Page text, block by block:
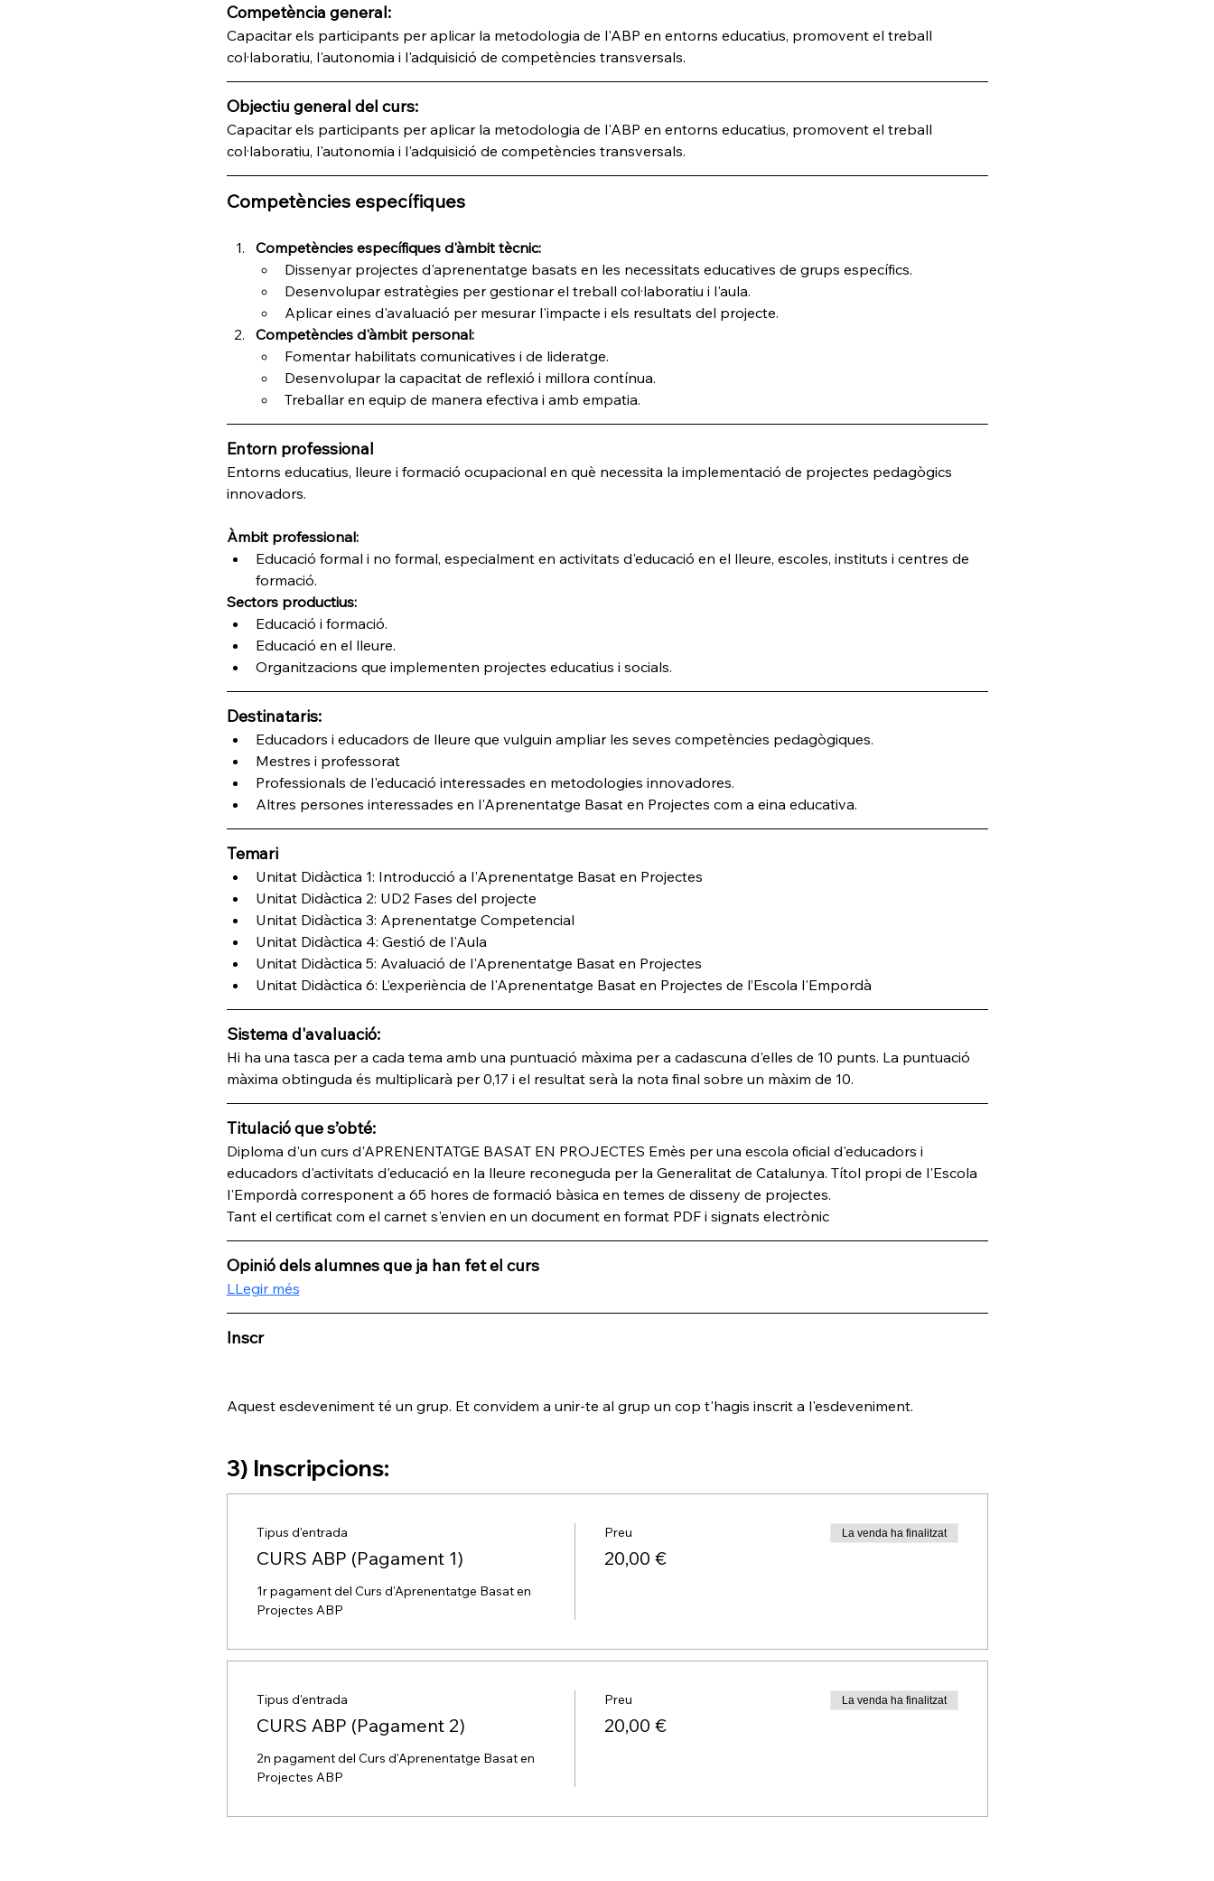
Competència general:
Capacitar els participants per aplicar la metodologia de l'ABP en entorns educatius, promovent el treball
col·laboratiu, l'autonomia i l'adquisició de competències transversals.
Objectiu general del curs:
Capacitar els participants per aplicar la metodologia de l'ABP en entorns educatius, promovent el treball
col·laboratiu, l'autonomia i l'adquisició de competències transversals.
Competències específiques
Competències específiques d'àmbit tècnic:
Dissenyar projectes d'aprenentatge basats en les necessitats educatives de grups específics.
Desenvolupar estratègies per gestionar el treball col·laboratiu i l'aula.
Aplicar eines d'avaluació per mesurar l'impacte i els resultats del projecte.
Competències d'àmbit personal:
Fomentar habilitats comunicatives i de lideratge.
Desenvolupar la capacitat de reflexió i millora contínua.
Treballar en equip de manera efectiva i amb empatia.
Entorn professional
Entorns educatius, lleure i formació ocupacional en què necessita la implementació de projectes pedagògics
innovadors.
Àmbit professional:
Educació formal i no formal, especialment en activitats d'educació en el lleure, escoles, instituts i centres de
formació.
Sectors productius:
Educació i formació.
Educació en el lleure.
Organitzacions que implementen projectes educatius i socials.
Destinataris:
Educadors i educadors de lleure que vulguin ampliar les seves competències pedagògiques.
Mestres i professorat
Professionals de l'educació interessades en metodologies innovadores.
Altres persones interessades en l'Aprenentatge Basat en Projectes com a eina educativa.
Temari
Unitat Didàctica 1: Introducció a l'Aprenentatge Basat en Projectes
Unitat Didàctica 2: UD2 Fases del projecte
Unitat Didàctica 3: Aprenentatge Competencial
Unitat Didàctica 4: Gestió de l'Aula
Unitat Didàctica 5: Avaluació de l'Aprenentatge Basat en Projectes
Unitat Didàctica 6: L’experiència de l'Aprenentatge Basat en Projectes de l’Escola l'Empordà
Sistema d'avaluació:
Hi ha una tasca per a cada tema amb una puntuació màxima per a cadascuna d'elles de 10 punts. La puntuació
màxima obtinguda és multiplicarà per 0,17 i el resultat serà la nota final sobre un màxim de 10.
Titulació que s’obté:
Diploma d'un curs d'APRENENTATGE BASAT EN PROJECTES Emès per una escola oficial d'educadors i
educadors d'activitats d'educació en la lleure reconeguda per la Generalitat de Catalunya. Títol propi de l'Escola
l'Empordà corresponent a 65 hores de formació bàsica en temes de disseny de projectes.
Tant el certificat com el carnet s'envien en un document en format PDF i signats electrònic
Opinió dels alumnes que ja han fet el curs
LLegir més
Inscr
Aquest esdeveniment té un grup. Et convidem a unir-te al grup un cop t'hagis inscrit a l'esdeveniment.
3) Inscripcions:
Tipus d'entrada
CURS ABP (Pagament 1)
1r pagament del Curs d'Aprenentatge Basat en
Projectes ABP
Preu
20,00 €
La venda ha finalitzat
Tipus d'entrada
CURS ABP (Pagament 2)
2n pagament del Curs d'Aprenentatge Basat en
Projectes ABP
Preu
20,00 €
La venda ha finalitzat